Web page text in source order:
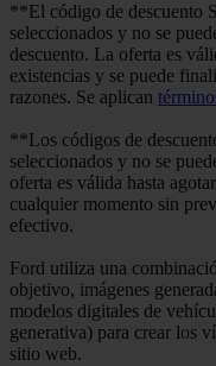
**El código de descuento
seleccionados y no se
descuento. La oferta es
existencias y se puede
razones. Se aplican
**Los códigos de
seleccionados y no se
oferta es válida hasta
cualquier momento sin
efectivo.
Ford utiliza una
objetivo, imágenes
modelos digitales de
generativa) para crear los
sitio web.